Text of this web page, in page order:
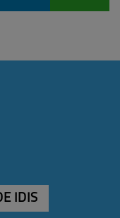
IDIS